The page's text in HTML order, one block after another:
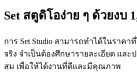
Set สตูดิโอง่าย ๆ ด้วยงบ
การ Set Studio สามารถทำได้ในราค
จริง จำเป็นต้องศึกษารายละเอียด แล
สม เพื่อให้ได้งานที่ดีและมีคุณภาพ